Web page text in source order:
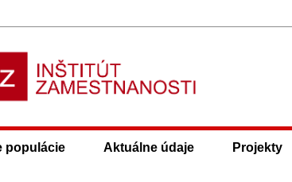
populácie Aktuálne údaje Projekty